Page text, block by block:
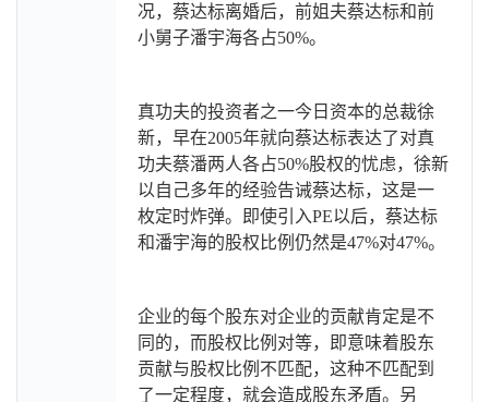
况，蔡达标离婚后，前姐夫蔡达标和前
小舅子潘宇海各占50%。
真功夫的投资者之一今日资本的总裁徐
新，早在2005年就向蔡达标表达了对真
功夫蔡潘两人各占50%股权的忧虑，徐新
以自己多年的经验告诫蔡达标，这是一
枚定时炸弹。即使引入PE以后，蔡达标
和潘宇海的股权比例仍然是47%对47%。
企业的每个股东对企业的贡献肯定是不
同的，而股权比例对等，即意味着股东
贡献与股权比例不匹配，这种不匹配到
了一定程度，就会造成股东矛盾。另